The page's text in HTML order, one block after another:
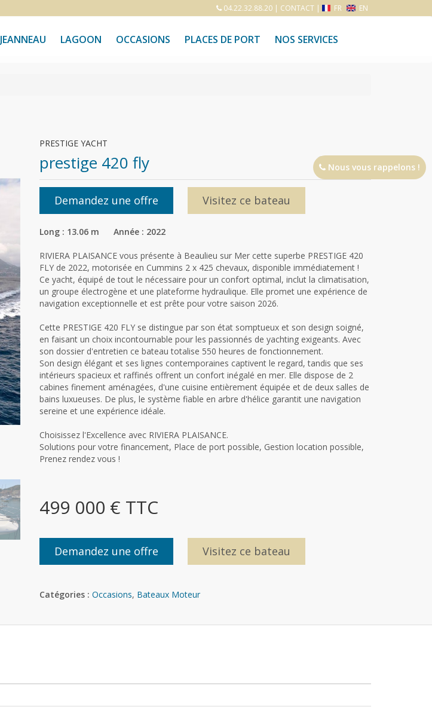
04.22.32.88.20| CONTACT| FR EN
JEANNEAU LAGOON OCCASIONS PLACES DE PORT NOS SERVICES
PRESTIGE YACHT
prestige 420 fly
Demandez une offre Visitez ce bateau
Long : 13.06 m Année : 2022
RIVIERA PLAISANCE vous présente à Beaulieu sur Mer cette superbe PRESTIGE 420
FLY de 2022, motorisée en Cummins 2 x 425 chevaux, disponible immédiatement !
Ce yacht, équipé de tout le nécessaire pour un confort optimal, inclut la climatisation,
un groupe électrogène et une plateforme hydraulique. Elle promet une expérience de
navigation exceptionnelle et est prête pour votre saison 2026.
Cette PRESTIGE 420 FLY se distingue par son état somptueux et son design soigné,
en faisant un choix incontournable pour les passionnés de yachting exigeants. Avec
son dossier d'entretien ce bateau totalise 550 heures de fonctionnement.
Son design élégant et ses lignes contemporaines captivent le regard, tandis que ses
intérieurs spacieux et raffinés offrent un confort inégalé en mer. Elle dispose de 2
cabines finement aménagées, d'une cuisine entièrement équipée et de deux salles de
bains luxueuses. De plus, le système fiable en arbre d'hélice garantit une navigation
sereine et une expérience idéale.
Choisissez l'Excellence avec RIVIERA PLAISANCE.
Solutions pour votre financement, Place de port possible, Gestion location possible,
Prenez rendez vous !
499 000 € TTC
Demandez une offre Visitez ce bateau
Catégories : Occasions, Bateaux Moteur
Nous vous rappelons !